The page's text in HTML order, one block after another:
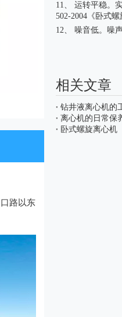
路以东
11、 运转平稳。
502-2004《卧式螺
12、 噪音低。噪
相关文章
钻井液离心机的
离心机的日常保
卧式螺旋离心机